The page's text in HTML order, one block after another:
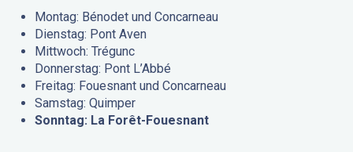
Montag: Bénodet und Concarneau
Dienstag: Pont Aven
Mittwoch: Trégunc
Donnerstag: Pont L’Abbé
Freitag: Fouesnant und Concarneau
Samstag: Quimper
Sonntag: La Forêt-Fouesnant